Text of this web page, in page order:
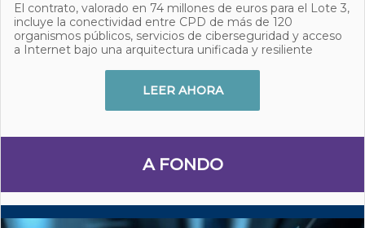
El contrato, valorado en 74 millones de euros para el Lote 3,
incluye la conectividad entre CPD de más de 120
organismos públicos, servicios de ciberseguridad y acceso
a Internet bajo una arquitectura unificada y resiliente
LEER AHORA
A FONDO